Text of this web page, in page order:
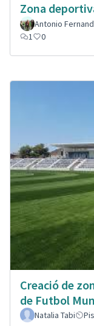
Zona
Antonio
1
0
Creació de
de Futbol
Natalia Tabi